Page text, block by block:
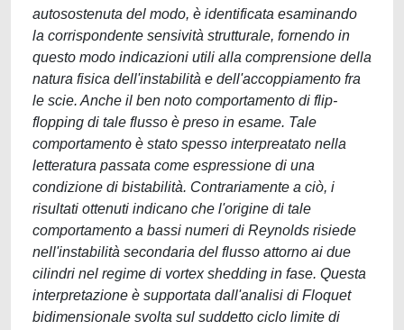
autosostenuta del modo, è identificata esaminando
la corrispondente sensività strutturale, fornendo in
questo modo indicazioni utili alla comprensione della
natura fisica dell'instabilità e dell'accoppiamento fra
le scie. Anche il ben noto comportamento di flip-
flopping di tale flusso è preso in esame. Tale
comportamento è stato spesso interpreatato nella
letteratura passata come espressione di una
condizione di bistabilità. Contrariamente a ciò, i
risultati ottenuti indicano che l'origine di tale
comportamento a bassi numeri di Reynolds risiede
nell'instabilità secondaria del flusso attorno ai due
cilindri nel regime di vortex shedding in fase. Questa
interpretazione è supportata dall'analisi di Floquet
bidimensionale svolta sul suddetto ciclo limite di